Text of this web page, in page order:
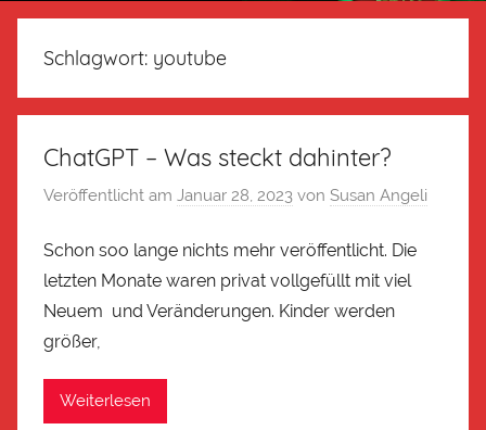
Schlagwort: youtube
ChatGPT – Was steckt dahinter?
Veröffentlicht am Januar 28, 2023 von Susan Angeli
Schon soo lange nichts mehr veröffentlicht. Die
letzten Monate waren privat vollgefüllt mit viel
Neuem und Veränderungen. Kinder werden
größer,
Weiterlesen